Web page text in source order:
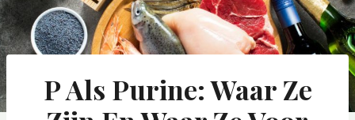
P Als Purine: Waar Ze